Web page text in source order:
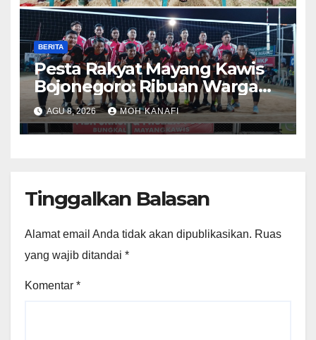
BERITA
​Pesta Rakyat Mayang Kawis
Bojonegoro: Ribuan Warga
Tumplek Blek Saksikan Final
Voli, Kades 3 Periode Dipuji
Setinggi Langit
AGU 8, 2026 MOH KANAFI
Tinggalkan Balasan
Alamat email Anda tidak akan dipublikasikan. Ruas
yang wajib ditandai *
Komentar *